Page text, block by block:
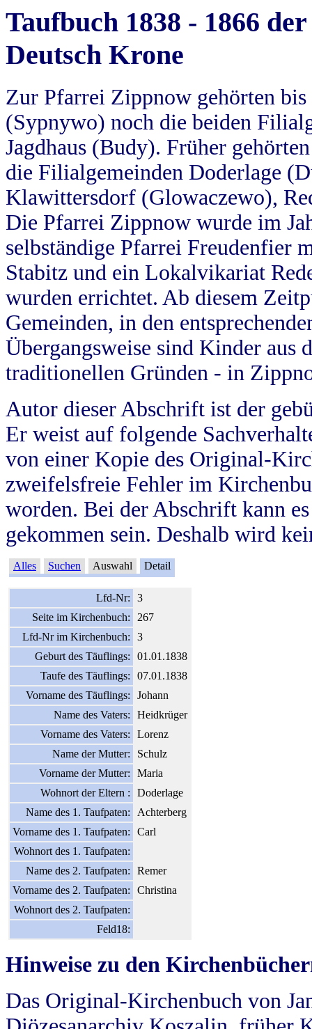
Taufbuch 1838 - 1866
Deutsch Krone
Zur Pfarrei Zippnow gehörten
(Sypnywo) noch die beiden
Jagdhaus (Budy). Früher
die Filialgemeinden Doderlage
Klawittersdorf (Glowaczewo),
Die Pfarrei Zippnow wurde im
selbständige Pfarrei Freudenfier
Stabitz und ein Lokalvikariat
wurden errichtet. Ab diesem
Gemeinden, in den
Übergangsweise sind Kinder aus
traditionellen Gründen - in
Autor dieser Abschrift ist der
Er weist auf folgende
von einer Kopie des Original-
zweifelsfreie Fehler im
worden. Bei der Abschrift kann
gekommen sein. Deshalb wird
Alles Suchen Auswahl Detail
Lfd-Nr:
3
Seite im Kirchenbuch:
267
Lfd-Nr im Kirchenbuch:
3
Geburt des Täuflings:
01.01.1838
Taufe des Täuflings:
07.01.1838
Vorname des Täuflings:
Johann
Name des Vaters:
Heidkrüger
Vorname des Vaters:
Lorenz
Name der Mutter:
Schulz
Vorname der Mutter:
Maria
Wohnort der Eltern :
Doderlage
Name des 1. Taufpaten:
Achterberg
Vorname des 1. Taufpaten:
Carl
Wohnort des 1. Taufpaten:
Name des 2. Taufpaten:
Remer
Vorname des 2. Taufpaten:
Christina
Wohnort des 2. Taufpaten:
Feld18:
Hinweise zu den
Das Original-Kirchenbuch von